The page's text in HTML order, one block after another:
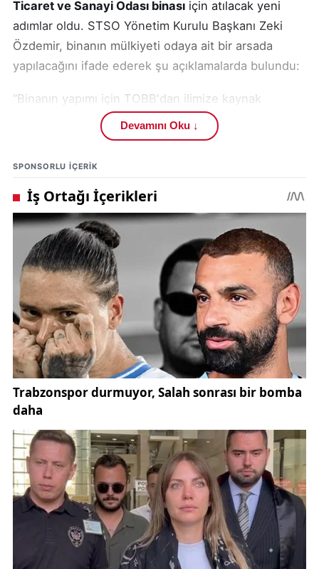
Ticaret ve Sanayi Odası binası için atılacak yeni
adımlar oldu. STSO Yönetim Kurulu Başkanı Zeki
Özdemir, binanın mülkiyeti odaya ait bir arsada
yapılacağını ifade ederek şu açıklamalarda bulundu:
“Binanın yapımı için TOBB'dan ilimize kaynak
kazandırdık. Bu kaynakla birlikte, mülkiyeti STSO'ya
ait olan arsaya modern ve işlevsel bir bina inşa
edeceğiz.”
Bu yeni bina, sadece oda üyelerine değil, tüm şehre
hizmet edecek nitelikte olacak.
STSO Başkanı Zeki Özdemir, toplantıda ayrıca
meslek komitelerinin güncel ekonomik koşullara
daha iyi adapte olabilmesi için birÇalışma
Komisyonukurulacağını duyurdu. Bu komisyon
aracılığıyla, sahadan gelen geri bildirimlerle meslek
gruplarının yeniden şekillendirilmesi hedefleniyor.
TOBB (https://www.tobb.org.tr/) tarafından
sağlanan maddi kaynak, yeniSivas Ticaret ve
Sanayi Odası binası
kazandırıyor. Bu gelişme, şehir ve bölge adına
büyük bir yatırım olarak görülüyor.
Yeni bina ile birlikte STSO, daha etkin hizmet
sunmayı ve üyelerinin ihtiyaçlarına daha hızlı
çözümler üretmeyi hedefliyor. Ayrıca, meslek
komiteleri aracılığıyla sektör temsilcilerinin bilgi ve
Devamını Oku ↓
SPONSORLU IÇERIK